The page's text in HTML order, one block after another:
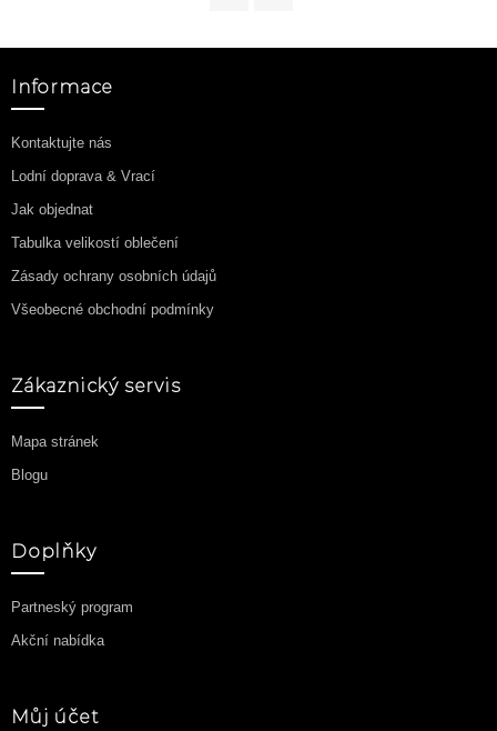
Informace
Kontaktujte nás
Lodní doprava & Vrací
Jak objednat
Tabulka velikostí oblečení
Zásady ochrany osobních údajů
Všeobecné obchodní podmínky
Zákaznický servis
Mapa stránek
Blogu
Doplňky
Partneský program
Akční nabídka
Můj účet